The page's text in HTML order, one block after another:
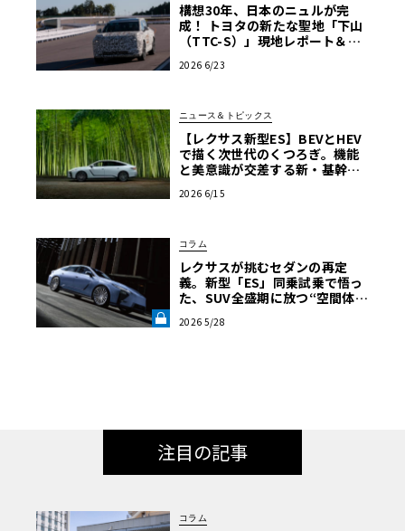
構想30年、日本のニュルが完
成！ トヨタの新たな聖地「下山
（TTC-S）」現地レポート＆新
2026 6/23
ニュース＆トピックス
【レクサス新型ES】BEVとHEV
で描く次世代のくつろぎ。機能
と美意識が交差する新・基幹セ
2026 6/15
コラム
レクサスが挑むセダンの再定
義。新型「ES」同乗試乗で悟っ
た、SUV全盛期に放つ“空間体
2026 5/28
注目の記事
コラム